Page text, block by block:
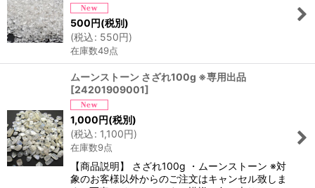
500円(税別)
(税込: 550円)
在庫数49点
ムーンストーン さざれ100g ※専用出品
[24201909001]
1,000 円(税別)
(税込: 1,100円)
在庫数9点
【商品説明】 さざれ100g ・ムーンストーン ※対
象のお客様以外からのご注文はキャンセル致しま